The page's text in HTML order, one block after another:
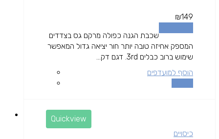
₪149
שכבת הגנה כפולה מרקם גס בצדדים
המספק אחיזה טובה יותר חור יציאה גדול המאפשר
שימוש ברוב כבלים 3rd. דגם דק...
הוסף למועדפים
Quickview
כיסויים